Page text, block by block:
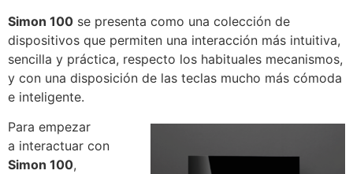
Simon 100 se presenta como una colección de
dispositivos que permiten una interacción más intuitiva,
sencilla y práctica, respecto los habituales mecanismos,
y con una disposición de las teclas mucho más cómoda
e inteligente.
Para empezar
a interactuar con
Simon 100,